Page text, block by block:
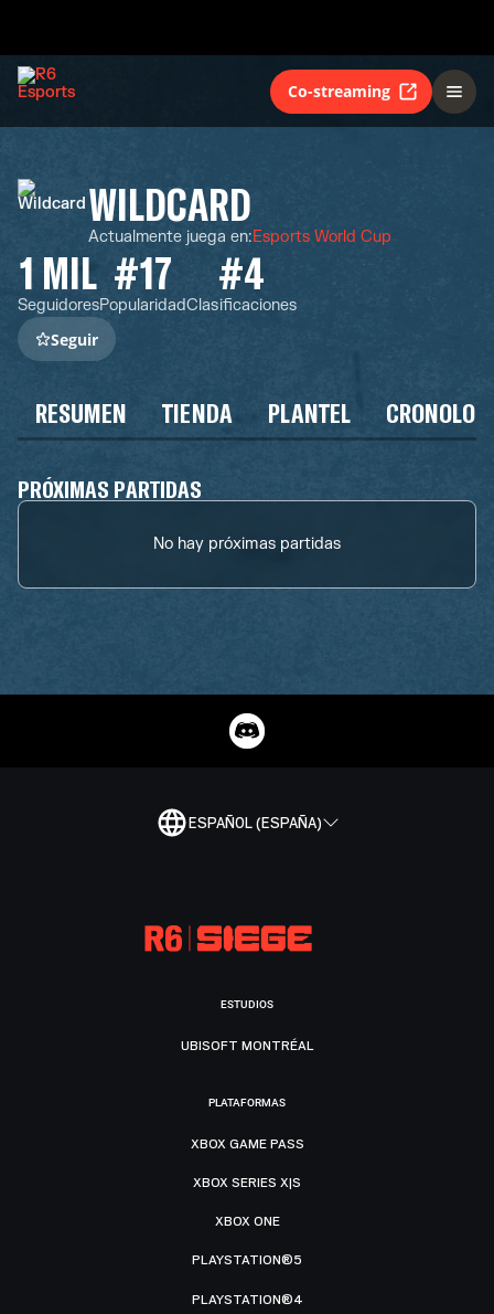
Co-streaming
WILDCARD
Actualmente juega en:Esports World Cup
1 MIL
Seguidores
#17
Popularidad
#4
Clasificaciones
Seguir
RESUMEN TIENDA PLANTEL
PRÓXIMAS PARTIDAS
No hay próximas partidas
ESPAÑOL (ESPAÑA)
ESTUDIOS
UBISOFT MONTRÉAL
PLATAFORMAS
XBOX GAME PASS
XBOX SERIES X|S
XBOX ONE
PLAYSTATION®5
PLAYSTATION®4